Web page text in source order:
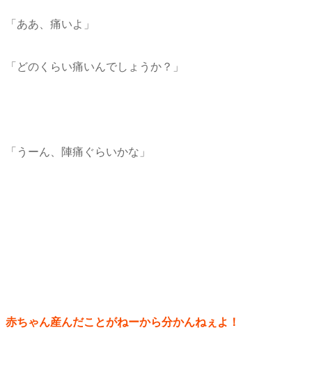
「ああ、痛いよ」
「どのくらい痛いんでしょうか？」
「うーん、陣痛ぐらいかな」
赤ちゃん産んだことがねーから分かんねぇよ！